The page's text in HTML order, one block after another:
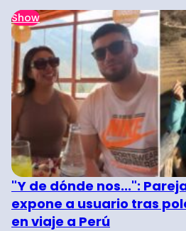
Show
"Y de dónde nos...":
expone a usuario tras
en viaje a Perú